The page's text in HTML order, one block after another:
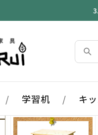
/ 学習机 / キ